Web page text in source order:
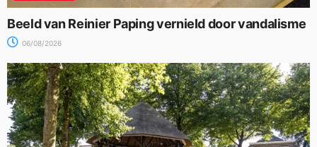
Beeld van Reinier Paping vernield door vandalisme
06/08/2026